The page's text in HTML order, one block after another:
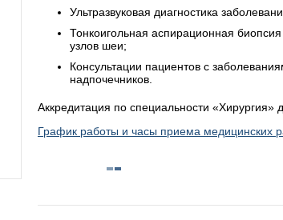
Ультразвуковая диагностика
Тонкоигольная аспирационная
узлов шеи;
Консультации пациентов с
надпочечников.
Аккредитация по специальности «Хирургия»
График работы и часы приема медицинских